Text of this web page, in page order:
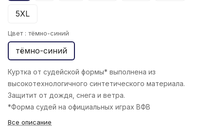
5XL
Цвет : тёмно-синий
тёмно-синий
Куртка от судейской формы* выполнена из
высокотехнологичного синтетического материала.
Защитит от дождя, снега и ветра.
*Форма судей на официальных играх ВФВ
Все описание